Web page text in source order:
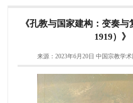
《孔教与国家建构：变奏
1919）》
来源：2023年6月20日 中国宗教学术